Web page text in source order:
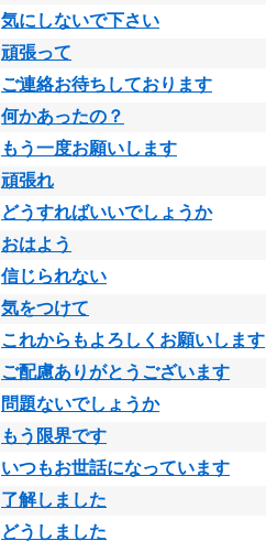
気にしないで下さい
頑張って
ご連絡お待ちしております
何かあったの？
もう一度お願いします
頑張れ
どうすればいいでしょうか
おはよう
信じられない
気をつけて
これからもよろしくお願いします
ご配慮ありがとうございます
問題ないでしょうか
もう限界です
いつもお世話になっています
了解しました
どうしました